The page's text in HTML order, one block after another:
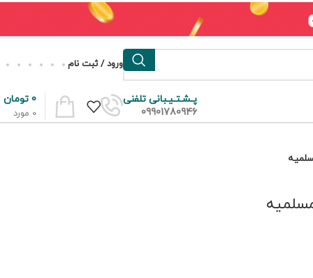
ورود / ثبت نام
پـشـتـیـبانی تلفنی
09901780946
0 مورد
0 تومان